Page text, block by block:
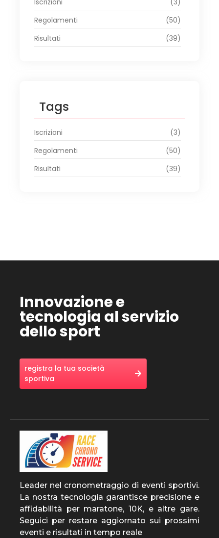
Regolamenti
(50)
Risultati
(39)
Tags
Iscrizioni
(3)
Regolamenti
(50)
Risultati
(39)
Innovazione e
tecnologia al servizio
dello sport
registra la tua società
sportiva
Leader nel cronometraggio di eventi sportivi.
La nostra tecnologia garantisce precisione e
affidabilità per maratone, 10K, e altre gare.
Seguici per restare aggiornato sui prossimi
eventi e risultati in tempo reale